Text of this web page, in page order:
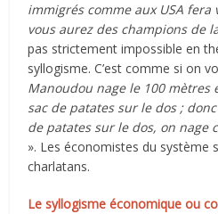
immigrés comme aux USA fera
vous aurez des champions de
pas strictement impossible en
syllogisme. C’est comme si on
Manoudou nage le 100 mètres
sac de patates sur le dos ;
de patates sur le dos, on nage
». Les économistes du système
charlatans.
Le syllogisme économique ou